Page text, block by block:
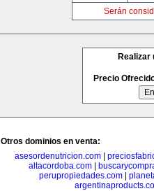
Serán
Realizar
Precio
Otros dominios en venta:
asesordenutricion.com
altacordoba.com
perupropiedades.com